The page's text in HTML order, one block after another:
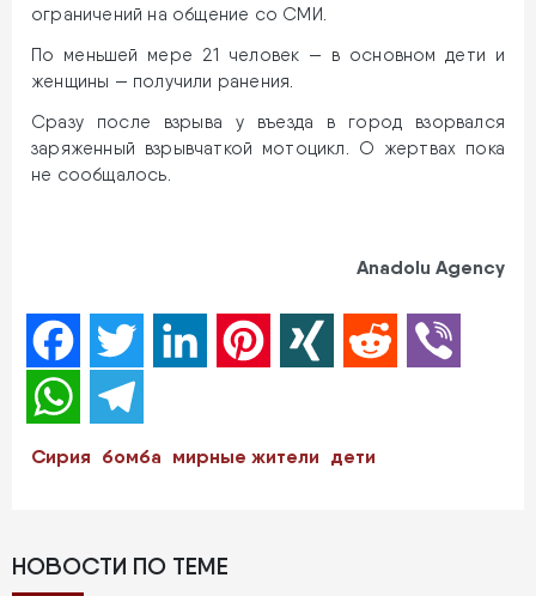
ограничений на общение со СМИ.
По меньшей мере 21 человек — в основном дети и
женщины — получили ранения.
Сразу после взрыва у въезда в город взорвался
заряженный взрывчаткой мотоцикл. О жертвах пока
не сообщалось.
Anadolu Agency
FacebookTwitter LinkedIn Pinterest XING Reddit
WhatsApp
Сирия бомба мирные жители дети
НОВОСТИ ПО ТЕМЕ